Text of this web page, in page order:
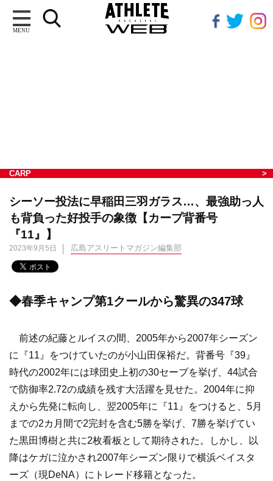
MENU
CARP
シーソー投法に早稲田三羽ガラス…、最強助っ人
も背負った好投手の象徴【カープ背番号
『11』】
2023年9月5日 広島アスリートマガジン編集部
◆春季キャンプ第1クールから驚異の347球
前述の紀藤とルイスの間、2005年から2007年シーズン
に『11』をつけていたのが小山田保裕だ。背番号『39』
時代の2002年には球団史上初の30セーブを挙げ、44試合
で防御率2.72の成績を残す大活躍を見せた。2004年に抑
えから先発に転向し、翌2005年に『11』をつけると、5月
までの2カ月間で2完封を含む5勝を挙げ、7勝を挙げてい
た黒田博樹と共に2枚看板として期待された。しかし、以
降はケガに泣かされ2007年シーズン限りで横浜ベイスタ
ーズ（現DeNA）にトレード移籍となった。